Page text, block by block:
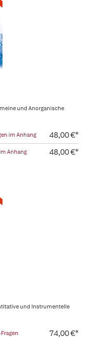
und Anorganische
im Anhang 48,00 €*
Anhang 48,00 €*
und Instrumentelle
74,00 €*